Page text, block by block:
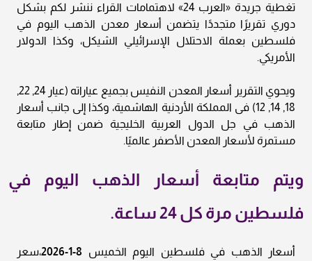
تغطية جريدة «العرب 24» لاهتمامات القراء ننشر لكم بشكل
دوري تقريرًا متجددًا يتضمن أسعار معدن الذهب اليوم في
فلسطين بعملة الاحتلال الإسرائيلي الشيكل، وكذا الدولار
الأمريكي.
ويحوي التقرير أسعار المعدن النفيس بجميع عياراته (عيار 24, 22,
18, 14, 12) فى المملكة الأردنية الهاشمية، وكذا إلى جانب أسعار
الذهب في جل الدول العربية الخليجية ضمن إطار متابعة
مستمرة لأسعار المعدن الأصفر عالميًا.
ويتم متابعة أسعار الذهب اليوم في
فلسطين مرة كل 24 ساعة.
أسعار الذهب في فلسطين اليوم الخميس 8-1-2026
،سعر